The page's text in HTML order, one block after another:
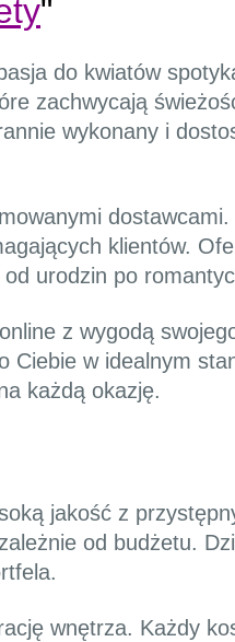
"
do kwiatów
zachwycają
wykonany i
klientów.
urodzin po
z wygodą
Ciebie w idealnym
każdą okazję.
jakość z
od budżetu.
wnętrza. Każdy